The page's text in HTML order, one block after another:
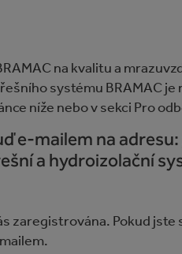
na kvalitu a
systému BRAMAC
níže nebo v sekci Pro
e-mailem na adresu:
a hydroizolační
zaregistrována. Pokud